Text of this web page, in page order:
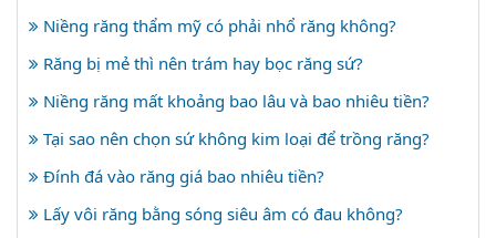
Niềng răng thẩm mỹ có phải nhổ răng không?
Răng bị mẻ thì nên trám hay bọc răng sứ?
Niềng răng mất khoảng bao lâu và bao nhiêu tiền?
Tại sao nên chọn sứ không kim loại để trồng răng?
Đính đá vào răng giá bao nhiêu tiền?
Lấy vôi răng bằng sóng siêu âm có đau không?